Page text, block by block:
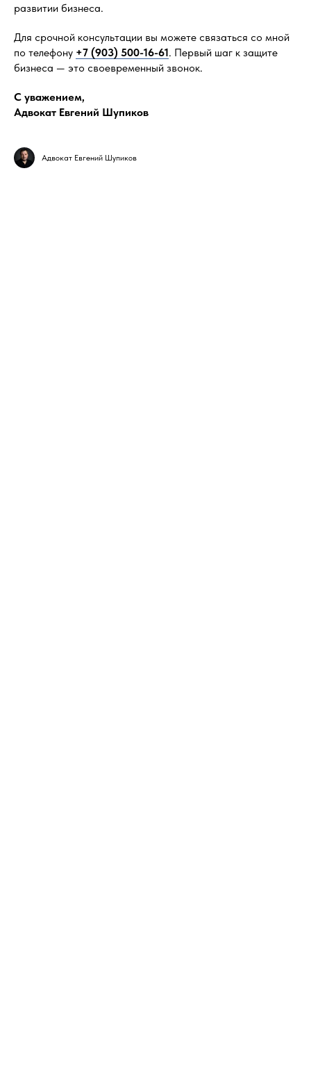
развитии бизнеса.
Для срочной консультации вы можете связаться со мной
по телефону +7 (903) 500-16-61. Первый шаг к защите
бизнеса — это своевременный звонок.
С уважением,
Адвокат Евгений Шупиков
Адвокат Евгений Шупиков